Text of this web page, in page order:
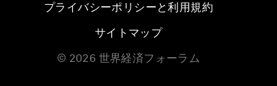
プライバシーポリシーと利用規約
サイトマップ
© 2026 世界経済フォーラム